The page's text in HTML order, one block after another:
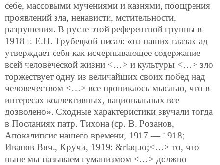
себе, массовыми мучениями и казнями, поощрения
проявлений зла, ненависти, мстительности,
разрушения. В русле этой референтной группы в
1918 г. Е.Н. Трубецкой писал: «на наших глазах ад
утверждает себя как исчерпывающее содержание
всей человеческой жизни <…> и культуры <…> зло
торжествует одну из величайших своих побед над
человечеством <…> все прониклось мыслью, что в
интересах коллективных, национальных все
дозволено». Сходные характеристики звучали тогда
в Посланиях патр. Тихона (ср. В. Розанов,
Апокалипсис нашего времени, 1917 — 1918;
Иванов Вяч., Кручи, 1919: &rlaquo;<…> то, что
ныне мы называем гуманизмом <…> должно